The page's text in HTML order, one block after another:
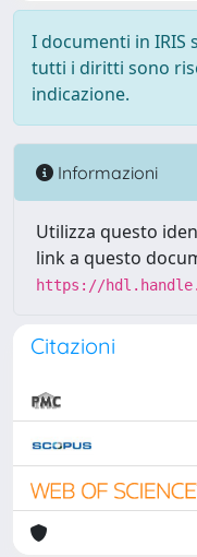
I documenti in
tutti i diritti sono
indicazione.
Informazioni
Utilizza questo
link a questo
https://
Citazioni